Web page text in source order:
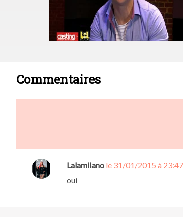
Commentaires
Lalamilano le 31/01/2015 à 23:47
oui